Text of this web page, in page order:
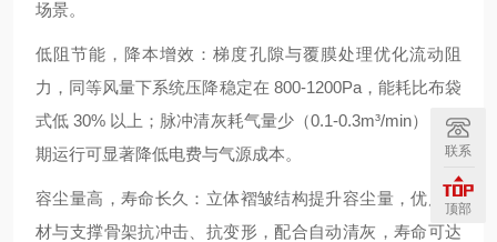
场景。
低阻节能，降本增效 ：梯度孔隙与覆膜处理优化流动阻
力，同等风量下系统压降稳定在 800-1200Pa，能耗比布袋
式低 30% 以上；脉冲清灰耗气量少（0.1-0.3m³/min），长
期运行可显著降低电费与气源成本。
容尘量高，寿命长久 ：立体褶皱结构提升容尘量，优质滤
材与支撑骨架抗冲击、抗变形，配合自动清灰，寿命可达
联系
顶部